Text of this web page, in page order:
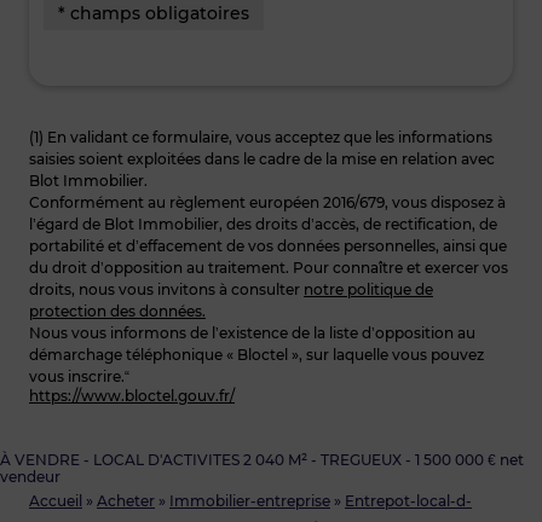
Accueil » Acheter » Immobilier-entreprise » Entrepot-local-d-
À VENDRE - LOCAL D'ACTIVITES 2 040 M² - TREGUEUX - 1 500 000 € net
vendeur
* champs obligatoires
(1) En validant ce formulaire, vous acceptez que les informations
saisies soient exploitées dans le cadre de la mise en relation avec
Blot Immobilier.
Conformément au règlement européen 2016/679, vous disposez à
l’égard de Blot Immobilier, des droits d’accès, de rectification, de
portabilité et d’effacement de vos données personnelles, ainsi que
du droit d’opposition au traitement. Pour connaître et exercer vos
droits, nous vous invitons à consulter notre politique de
protection des données.
Nous vous informons de l’existence de la liste d’opposition au
démarchage téléphonique « Bloctel », sur laquelle vous pouvez
vous inscrire.“
https://www.bloctel.gouv.fr/